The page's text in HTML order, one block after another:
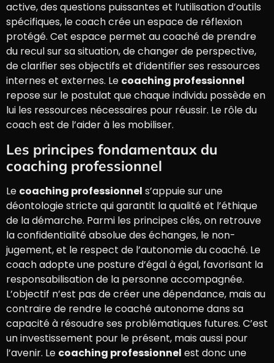
active, des questions puissantes et l’utilisation d’outils
spécifiques, le coach crée un espace de réflexion
protégé. Cet espace permet au coaché de prendre
du recul sur sa situation, de changer de perspective,
de clarifier ses objectifs et d’identifier ses ressources
internes et externes. Le coaching professionnel
repose sur le postulat que chaque individu possède en
lui les ressources nécessaires pour réussir. Le rôle du
coach est de l’aider à les mobiliser.
Les principes fondamentaux du
coaching professionnel
Le coaching professionnel s’appuie sur une
déontologie stricte qui garantit la qualité et l’éthique
de la démarche. Parmi les principes clés, on retrouve
la confidentialité absolue des échanges, le non-
jugement, et le respect de l’autonomie du coaché. Le
coach adopte une posture d’égal à égal, favorisant la
responsabilisation de la personne accompagnée.
L’objectif n’est pas de créer une dépendance, mais au
contraire de rendre le coaché autonome dans sa
capacité à résoudre ses problématiques futures. C’est
un investissement pour le présent, mais aussi pour
l’avenir. Le coaching professionnel est donc une